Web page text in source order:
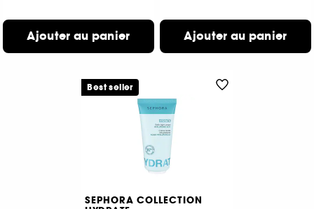
Ajouter au panier Ajouter au panier
SEPHORA COLLECTION
Best seller